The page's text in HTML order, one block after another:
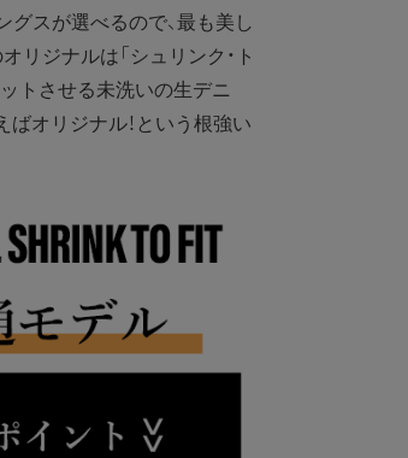
グスが選べるので、最も美し
ジナルは「シュリンク・ト
ットさせる未洗いの生デニ
ばオリジナル！という根強い